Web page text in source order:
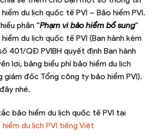
du lịch quốc tế PVI – Bảo hiểm PVI.
phần “Phạm vi bảo hiểm bổ sung”
du lịch quốc tế PVI (Ban hành kèm
401/QĐ PVIBH quyết định Ban hành
lợi, bảng biểu phí bảo hiểm du lịch
đốc Tổng công ty bảo hiểm PVI).
nhé.
bảo hiểm du lịch quốc tế PVI tại
du lịch PVI tiếng Việt